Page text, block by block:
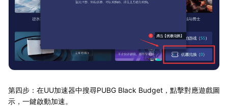
第四步：在UU加速器中搜尋PUBG Black Budget，點擊對應遊戲圖
示，一鍵啟動加速。